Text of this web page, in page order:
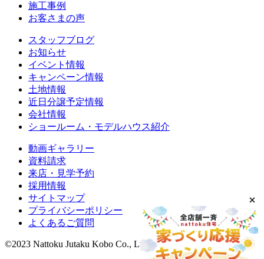
施工事例
お客さまの声
スタッフブログ
お知らせ
イベント情報
キャンペーン情報
土地情報
近日分譲予定情報
会社情報
ショールーム・モデルハウス紹介
動画ギャラリー
資料請求
来店・見学予約
採用情報
サイトマップ
プライバシーポリシー
よくあるご質問
©2023 Nattoku Jutaku Kobo Co., Ltd.